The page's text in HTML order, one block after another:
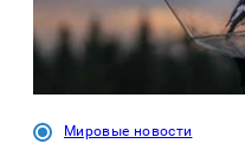
Мировые новости